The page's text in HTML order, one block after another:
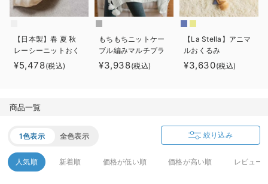
ベビー リュック
ベビー 小物
erbaviva（エルバビーバ）
安心の日本製。先輩ママが買ってよかった！本当に必要な出産準備品
ハレの日に着るANGELIEBEのセレモニー
親子コーデ｜ママとベビーにおすすめ！
便利な育児家電
【日本製】春 夏 秋
レーシーニットおく
るみ
¥5,478(税込)
もちもちニットケー
ブル編みマルチブラ
ンケット マタニテ
ィ・ベビー・出産準
¥3,938(税込)
【La Stella】アニマ
ルおくるみ
¥3,630(税込)
商品一覧
1色表示 全色表示 絞り込み
人気順 新着順 価格が低い順 価格が高い順 レビュー